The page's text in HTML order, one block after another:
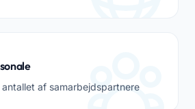
af samarbejdspartnere